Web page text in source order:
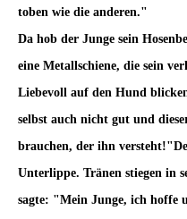
toben wie die anderen."
Da hob der Junge sein
eine Metallschiene, die sein
Liebevoll auf den Hund
selbst auch nicht gut und
brauchen, der ihn
Unterlippe. Tränen stiegen in
sagte: "Mein Junge, ich hoffe